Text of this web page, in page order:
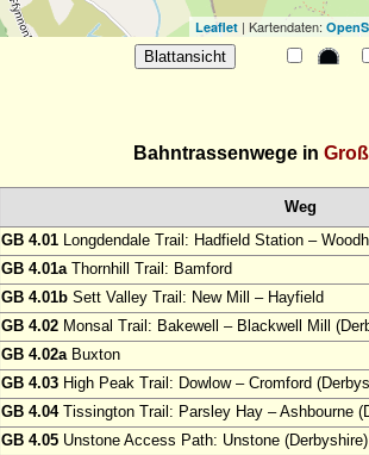
Leaflet| Kartendaten:
Bahntrassenwege in
Weg
GB 4.01 Longdendale Trail: Hadfield Station –
GB 4.01aThornhill Trail: Bamford
GB 4.01b Sett Valley Trail: New Mill – Hayfield
GB 4.02 Monsal Trail: Bakewell – Blackwell Mill
GB 4.02aBuxton
GB 4.03 High Peak Trail: Dowlow – Cromford
GB 4.04Tissington Trail: Parsley Hay – Ashbourne
GB 4.05 Unstone Access Path: Unstone (Derbyshire)